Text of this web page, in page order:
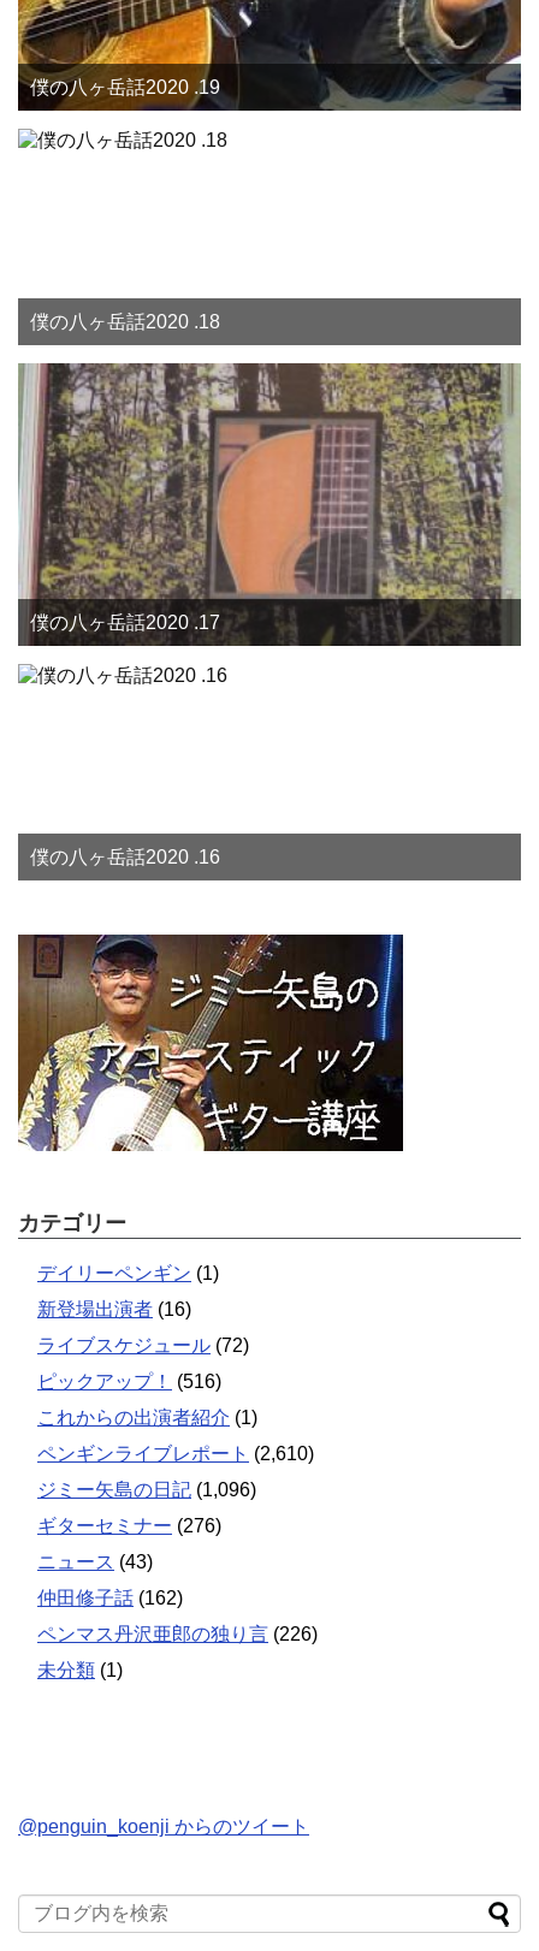
僕の八ヶ岳話2020 .19
僕の八ヶ岳話2020 .18
僕の八ヶ岳話2020 .17
僕の八ヶ岳話2020 .16
カテゴリー
デイリーペンギン (1)
新登場出演者 (16)
ライブスケジュール (72)
ピックアップ！
(516)
これからの出演者紹介 (1)
ペンギンライブレポート (2,610)
ジミー矢島の日記 (1,096)
ギターセミナー (276)
ニュース (43)
仲田修子話 (162)
ペンマス丹沢亜郎の独り言 (226)
未分類 (1)
@penguin_koenji からのツイート